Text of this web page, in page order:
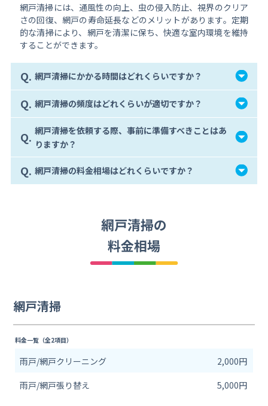
網戸清掃には、通風性の向上、虫の侵入防止、視界のクリア
さの回復、網戸の寿命延長などのメリットがあります。定期
的な清掃により、網戸を清潔に保ち、快適な室内環境を維持
することができます。
Q. 網戸清掃にかかる時間はどれくらいですか？
Q. 網戸清掃の頻度はどれくらいが適切ですか？
Q. 網戸清掃を依頼する際、事前に準備すべきことはあ
りますか？
Q. 網戸清掃の料金相場はどれくらいですか？
網戸清掃の
料金相場
網戸清掃
料金一覧（全2項目）
雨戸/網戸クリーニング
2,000円
雨戸/網戸張り替え
5,000円